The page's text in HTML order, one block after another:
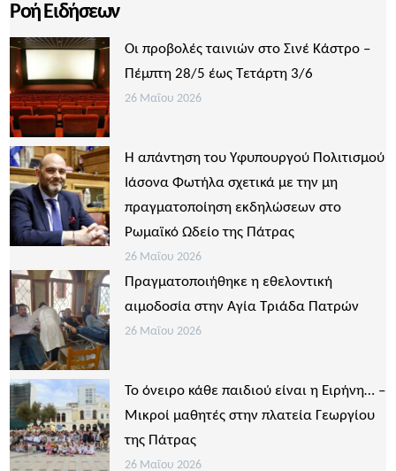
Ροή Ειδήσεων
Οι προβολές ταινιών στο Σινέ Κάστρο –
Πέμπτη 28/5 έως Τετάρτη 3/6
26 Μαΐου 2026
Η απάντηση του Υφυπουργού Πολιτισμού
Ιάσονα Φωτήλα σχετικά με την μη
πραγματοποίηση εκδηλώσεων στο
Ρωμαϊκό Ωδείο της Πάτρας
26 Μαΐου 2026
Πραγματοποιήθηκε η εθελοντική
αιμοδοσία στην Αγία Τριάδα Πατρών
26 Μαΐου 2026
Το όνειρο κάθε παιδιού είναι η Ειρήνη… –
Μικροί μαθητές στην πλατεία Γεωργίου
της Πάτρας
26 Μαΐου 2026